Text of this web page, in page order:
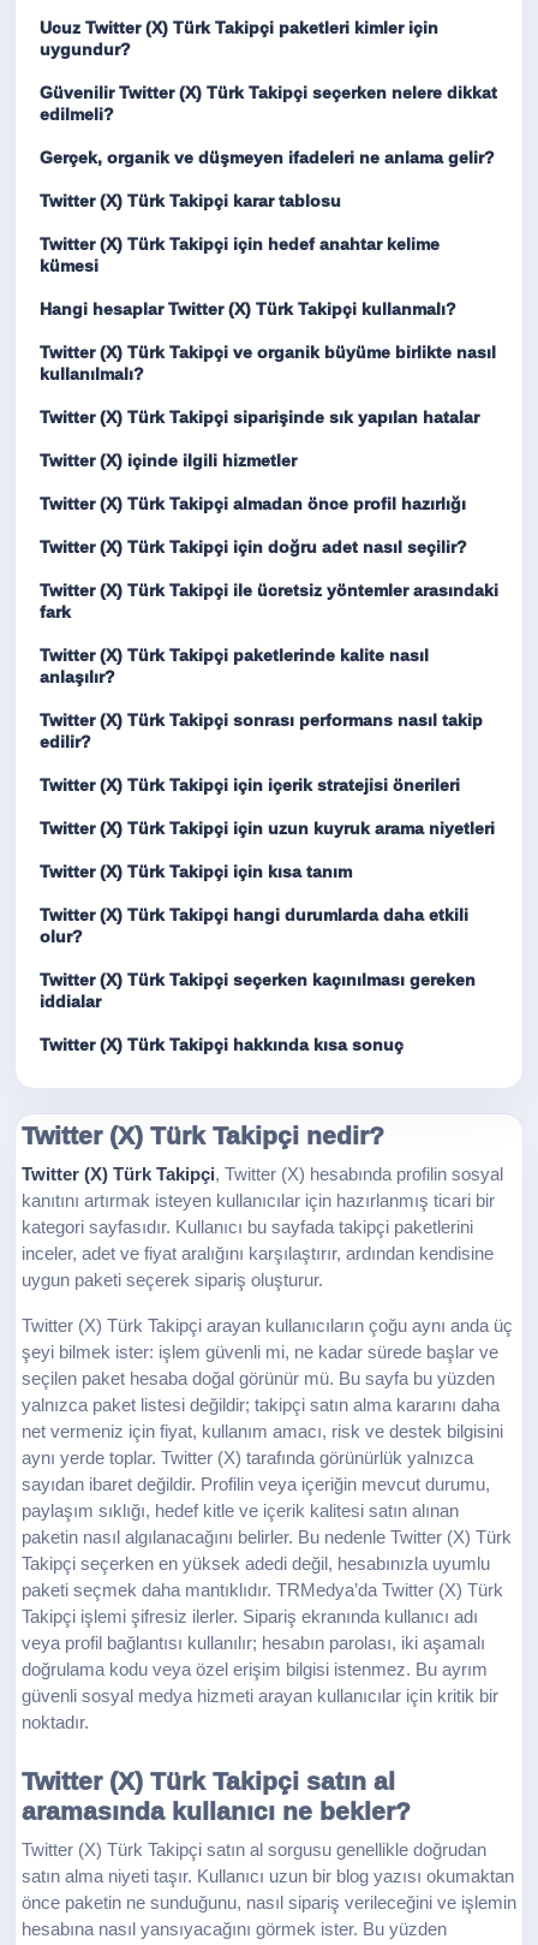
Ucuz Twitter (X) Türk Takipçi paketleri kimler için
uygundur?
Güvenilir Twitter (X) Türk Takipçi seçerken nelere dikkat
edilmeli?
Gerçek, organik ve düşmeyen ifadeleri ne anlama gelir?
Twitter (X) Türk Takipçi karar tablosu
Twitter (X) Türk Takipçi için hedef anahtar kelime
kümesi
Hangi hesaplar Twitter (X) Türk Takipçi kullanmalı?
Twitter (X) Türk Takipçi ve organik büyüme birlikte nasıl
kullanılmalı?
Twitter (X) Türk Takipçi siparişinde sık yapılan hatalar
Twitter (X) içinde ilgili hizmetler
Twitter (X) Türk Takipçi almadan önce profil hazırlığı
Twitter (X) Türk Takipçi için doğru adet nasıl seçilir?
Twitter (X) Türk Takipçi ile ücretsiz yöntemler arasındaki
fark
Twitter (X) Türk Takipçi paketlerinde kalite nasıl
anlaşılır?
Twitter (X) Türk Takipçi sonrası performans nasıl takip
edilir?
Twitter (X) Türk Takipçi için içerik stratejisi önerileri
Twitter (X) Türk Takipçi için uzun kuyruk arama niyetleri
Twitter (X) Türk Takipçi için kısa tanım
Twitter (X) Türk Takipçi hangi durumlarda daha etkili
olur?
Twitter (X) Türk Takipçi seçerken kaçınılması gereken
iddialar
Twitter (X) Türk Takipçi hakkında kısa sonuç
Twitter (X) Türk Takipçi nedir?
Twitter (X) Türk Takipçi, Twitter (X) hesabında profilin sosyal
kanıtını artırmak isteyen kullanıcılar için hazırlanmış ticari bir
kategori sayfasıdır. Kullanıcı bu sayfada takipçi paketlerini
inceler, adet ve fiyat aralığını karşılaştırır, ardından kendisine
uygun paketi seçerek sipariş oluşturur.
Twitter (X) Türk Takipçi arayan kullanıcıların çoğu aynı anda üç
şeyi bilmek ister: işlem güvenli mi, ne kadar sürede başlar ve
seçilen paket hesaba doğal görünür mü. Bu sayfa bu yüzden
yalnızca paket listesi değildir; takipçi satın alma kararını daha
net vermeniz için fiyat, kullanım amacı, risk ve destek bilgisini
aynı yerde toplar. Twitter (X) tarafında görünürlük yalnızca
sayıdan ibaret değildir. Profilin veya içeriğin mevcut durumu,
paylaşım sıklığı, hedef kitle ve içerik kalitesi satın alınan
paketin nasıl algılanacağını belirler. Bu nedenle Twitter (X) Türk
Takipçi seçerken en yüksek adedi değil, hesabınızla uyumlu
paketi seçmek daha mantıklıdır. TRMedya’da Twitter (X) Türk
Takipçi işlemi şifresiz ilerler. Sipariş ekranında kullanıcı adı
veya profil bağlantısı kullanılır; hesabın parolası, iki aşamalı
doğrulama kodu veya özel erişim bilgisi istenmez. Bu ayrım
güvenli sosyal medya hizmeti arayan kullanıcılar için kritik bir
noktadır.
Twitter (X) Türk Takipçi satın al
aramasında kullanıcı ne bekler?
Twitter (X) Türk Takipçi satın al sorgusu genellikle doğrudan
satın alma niyeti taşır. Kullanıcı uzun bir blog yazısı okumaktan
önce paketin ne sunduğunu, nasıl sipariş verileceğini ve işlemin
hesabına nasıl yansıyacağını görmek ister. Bu yüzden